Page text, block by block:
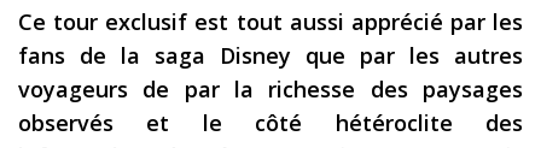
Ce tour exclusif est tout aussi apprécié par les
fans de la saga Disney que par les autres
voyageurs de par la richesse des paysages
observés et le côté hétéroclite des